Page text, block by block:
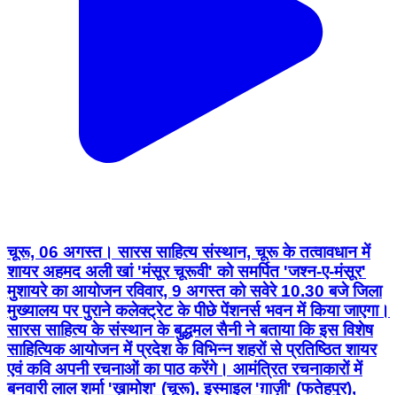
चूरू, 06 अगस्त। सारस साहित्य संस्थान, चूरू के तत्वावधान में
शायर अहमद अली खां 'मंसूर चूरूवी' को समर्पित 'जश्न-ए-मंसूर'
मुशायरे का आयोजन रविवार, 9 अगस्त को सवेरे 10.30 बजे जिला
मुख्यालय पर पुराने कलेक्ट्रेट के पीछे पेंशनर्स भवन में किया जाएगा।
सारस साहित्य के संस्थान के बुद्धमल सैनी ने बताया कि इस विशेष
साहित्यिक आयोजन में प्रदेश के विभिन्न शहरों से प्रतिष्ठित शायर
एवं कवि अपनी रचनाओं का पाठ करेंगे। आमंत्रित रचनाकारों में
बनवारी लाल शर्मा 'ख़ामोश' (चूरू), इस्माइल 'ग़ाज़ी' (फतेहपुर),